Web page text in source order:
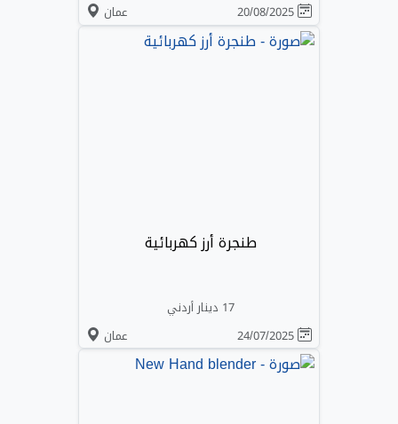
عمان
طنجرة أرز كهربائية
17 دينار أردني
عمان